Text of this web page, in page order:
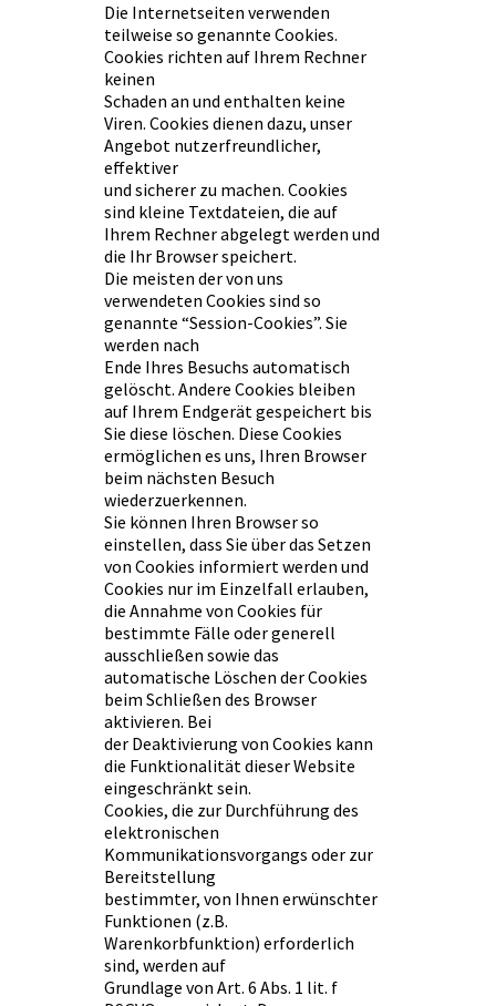
Die Internetseiten verwenden
teilweise so genannte Cookies.
Cookies richten auf Ihrem Rechner
keinen
Schaden an und enthalten keine
Viren. Cookies dienen dazu, unser
Angebot nutzerfreundlicher,
effektiver
und sicherer zu machen. Cookies
sind kleine Textdateien, die auf
Ihrem Rechner abgelegt werden und
die Ihr Browser speichert.
Die meisten der von uns
verwendeten Cookies sind so
genannte “Session-Cookies”. Sie
werden nach
Ende Ihres Besuchs automatisch
gelöscht. Andere Cookies bleiben
auf Ihrem Endgerät gespeichert bis
Sie diese löschen. Diese Cookies
ermöglichen es uns, Ihren Browser
beim nächsten Besuch
wiederzuerkennen.
Sie können Ihren Browser so
einstellen, dass Sie über das Setzen
von Cookies informiert werden und
Cookies nur im Einzelfall erlauben,
die Annahme von Cookies für
bestimmte Fälle oder generell
ausschließen sowie das
automatische Löschen der Cookies
beim Schließen des Browser
aktivieren. Bei
der Deaktivierung von Cookies kann
die Funktionalität dieser Website
eingeschränkt sein.
Cookies, die zur Durchführung des
elektronischen
Kommunikationsvorgangs oder zur
Bereitstellung
bestimmter, von Ihnen erwünschter
Funktionen (z.B.
Warenkorbfunktion) erforderlich
sind, werden auf
Grundlage von Art. 6 Abs. 1 lit. f